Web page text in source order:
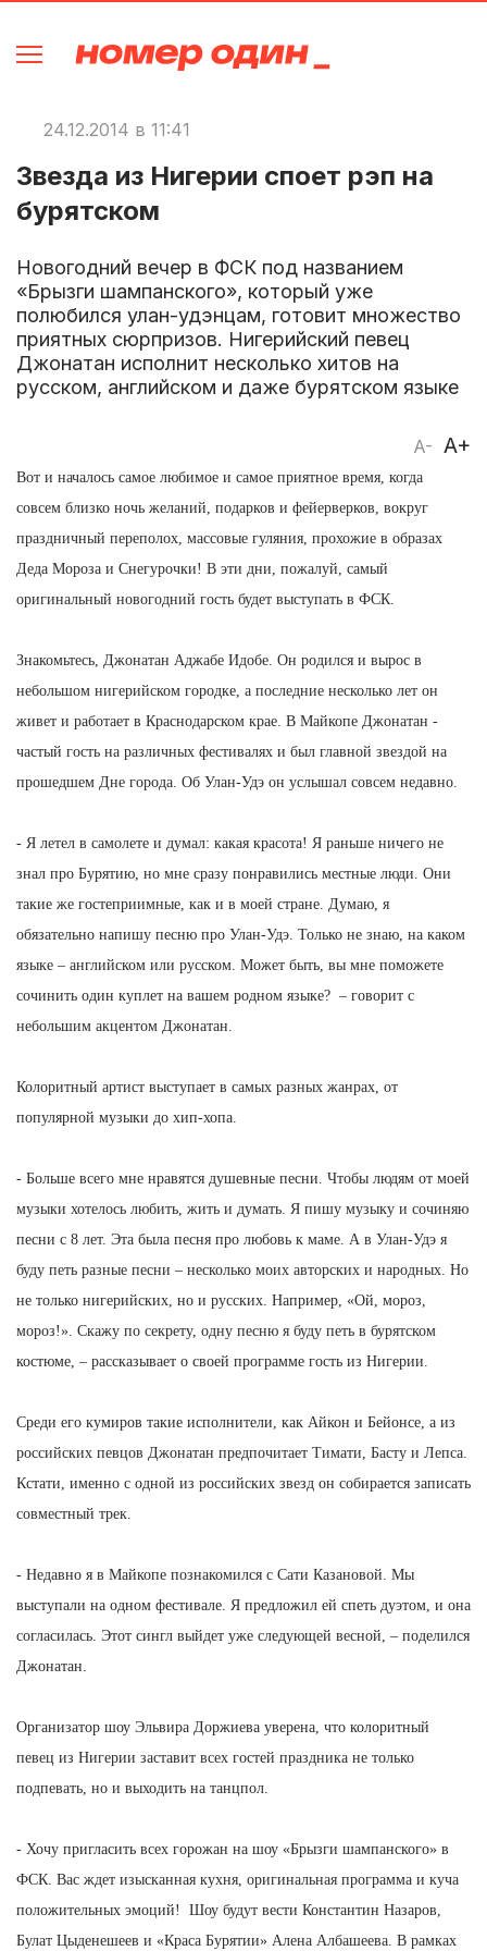
24.12.2014 в 11:41
Звезда из Нигерии споет рэп на
бурятском
Новогодний вечер в ФСК под названием
«Брызги шампанского», который уже
полюбился улан-удэнцам, готовит множество
приятных сюрпризов. Нигерийский певец
Джонатан исполнит несколько хитов на
русском, английском и даже бурятском языке
A- A+
Вот и началось самое любимое и самое приятное время, когда
совсем близко ночь желаний, подарков и фейерверков, вокруг
праздничный переполох, массовые гуляния, прохожие в образах
Деда Мороза и Снегурочки! В эти дни, пожалуй, самый
оригинальный новогодний гость будет выступать в ФСК.
Знакомьтесь, Джонатан Аджабе Идобе. Он родился и вырос в
небольшом нигерийском городке, а последние несколько лет он
живет и работает в Краснодарском крае. В Майкопе Джонатан -
частый гость на различных фестивалях и был главной звездой на
прошедшем Дне города. Об Улан-Удэ он услышал совсем недавно.
- Я летел в самолете и думал: какая красота! Я раньше ничего не
знал про Бурятию, но мне сразу понравились местные люди. Они
такие же гостеприимные, как и в моей стране. Думаю, я
обязательно напишу песню про Улан-Удэ. Только не знаю, на каком
языке – английском или русском. Может быть, вы мне поможете
сочинить один куплет на вашем родном языке? – говорит с
небольшим акцентом Джонатан.
Колоритный артист выступает в самых разных жанрах, от
популярной музыки до хип-хопа.
- Больше всего мне нравятся душевные песни. Чтобы людям от моей
музыки хотелось любить, жить и думать. Я пишу музыку и сочиняю
песни с 8 лет. Эта была песня про любовь к маме. А в Улан-Удэ я
буду петь разные песни – несколько моих авторских и народных. Но
не только нигерийских, но и русских. Например, «Ой, мороз,
мороз!». Скажу по секрету, одну песню я буду петь в бурятском
костюме, – рассказывает о своей программе гость из Нигерии.
Среди его кумиров такие исполнители, как Айкон и Бейонсе, а из
российских певцов Джонатан предпочитает Тимати, Басту и Лепса.
Кстати, именно с одной из российских звезд он собирается записать
совместный трек.
- Недавно я в Майкопе познакомился с Сати Казановой. Мы
выступали на одном фестивале. Я предложил ей спеть дуэтом, и она
согласилась. Этот сингл выйдет уже следующей весной, – поделился
Джонатан.
Организатор шоу Эльвира Доржиева уверена, что колоритный
певец из Нигерии заставит всех гостей праздника не только
подпевать, но и выходить на танцпол.
- Хочу пригласить всех горожан на шоу «Брызги шампанского» в
ФСК. Вас ждет изысканная кухня, оригинальная программа и куча
положительных эмоций! Шоу будут вести Константин Назаров,
Булат Цыденешеев и «Краса Бурятии» Алена Албашеева. В рамках